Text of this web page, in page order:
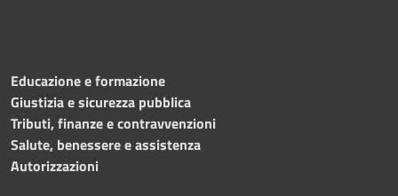
Educazione e formazione
Giustizia e sicurezza pubblica
Tributi, finanze e contravvenzioni
Salute, benessere e assistenza
Autorizzazioni